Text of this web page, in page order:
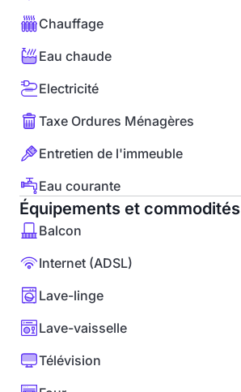
Chauffage
Eau chaude
Electricité
Taxe Ordures Ménagères
Entretien de l'immeuble
Eau courante
Équipements et commodités
Balcon
Internet (ADSL)
Lave-linge
Lave-vaisselle
Télévision